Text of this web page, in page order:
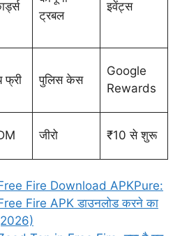
ट्रबल
इवेंट्स
फ्री पुलिस केस
Google
Rewards
जीरो ₹10 से शुरू
Fire Download APKPure:
Fire APK डाउनलोड करने का